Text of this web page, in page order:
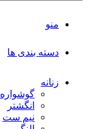
منو
دسته بندی ها
زنانه
گوشواره
انگشتر
نیم ست